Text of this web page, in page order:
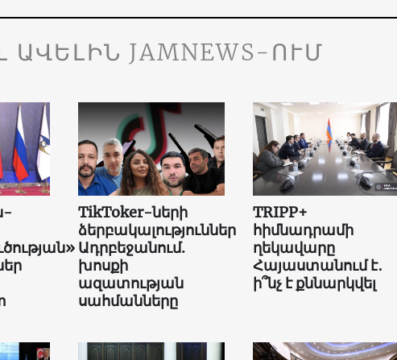
ԱՎԵԼԻՆ JAMNEWS-ՈՒՄ
TikToker-ների
ձերբակալություններ
Ադրբեջանում.
խոսքի
ազատության
սահմանները
TRIPP+
հիմնադրամի
ղեկավարը
Հայաստանում է․
ի՞նչ է քննարկվել